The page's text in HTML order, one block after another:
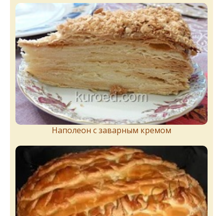
Наполеон с заварным кремом